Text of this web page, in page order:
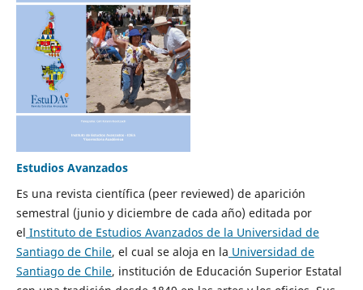
Estudios Avanzados
Es una revista científica (peer reviewed) de aparición
semestral (junio y diciembre de cada año) editada por
el Instituto de Estudios Avanzados de la Universidad de
Santiago de Chile, el cual se aloja en la Universidad de
Santiago de Chile, institución de Educación Superior Estatal